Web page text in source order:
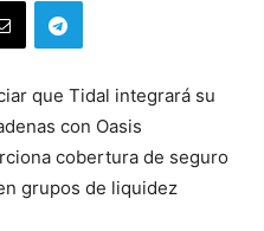
que Tidal integrará su
con Oasis
cobertura de seguro
grupos de liquidez